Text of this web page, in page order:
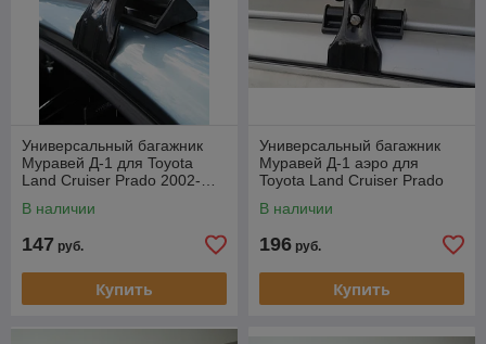
Универсальный багажник
Муравей Д-1 для Toyota
Land Cruiser Prado 2002-…
В наличии
147 руб.
Купить
Универсальный багажник
Муравей Д-1 аэро для
Toyota Land Cruiser Prado
В наличии
196 руб.
Купить